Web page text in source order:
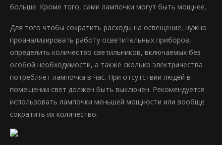
больше. Кроме того, сами лампочки могут быть мощнее.
Для того чтобы сократить расходы на освещение, нужно
проанализировать работу осветительных приборов,
определить количество светильников, включаемых без
особой необходимости, а также сколько электричества
потребляет лампочка в час. При отсутствии людей в
помещении свет должен быть выключен. Рекомендуется
использовать лампочки меньшей мощности или вообще
сократить их количество.